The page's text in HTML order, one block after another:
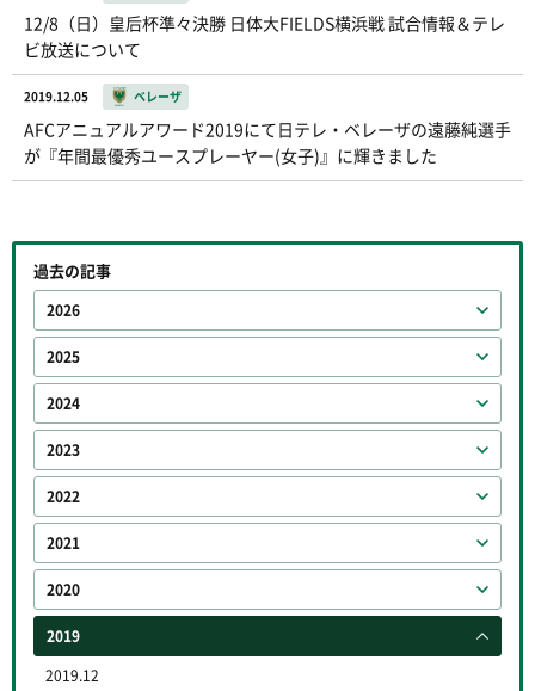
12/8（日）皇后杯準々決勝 日体大FIELDS横浜戦 試合情報＆テレ
ビ放送について
2019.12.05 ベレーザ
AFCアニュアルアワード2019にて日テレ・ベレーザの遠藤純選手
が『年間最優秀ユースプレーヤー(女子)』に輝きました
過去の記事
2026
2025
2024
2023
2022
2021
2020
2019
2019.12